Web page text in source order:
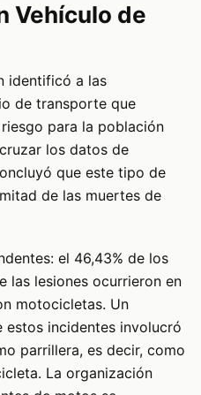
Vehículo de
identificó a las
de transporte que
para la población
los datos de
que este tipo de
de las muertes de
el 46,43% de los
las lesiones ocurrieron en
motocicletas. Un
estos incidentes involucró
parrillera, es decir, como
La organización